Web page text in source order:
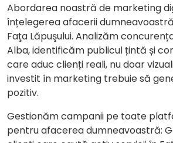
Abordarea noastră de marketing
înțelegerea afacerii
Faţa Lăpuşului. Analizăm
Alba, identificăm publicul țintă și
care aduc clienți reali, nu doar
investit în marketing trebuie să
pozitiv.
Gestionăm campanii pe toate
pentru afacerea dumneavoastră: